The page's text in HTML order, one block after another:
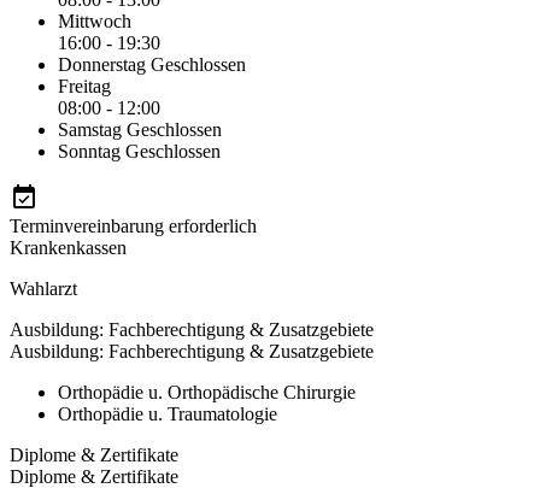
Mittwoch
16:00 - 19:30
Donnerstag Geschlossen
Freitag
08:00 - 12:00
Samstag Geschlossen
Sonntag Geschlossen
Terminvereinbarung erforderlich
Krankenkassen
Wahlarzt
Ausbildung: Fachberechtigung & Zusatzgebiete
Ausbildung: Fachberechtigung & Zusatzgebiete
Orthopädie u. Orthopädische Chirurgie
Orthopädie u. Traumatologie
Diplome & Zertifikate
Diplome & Zertifikate